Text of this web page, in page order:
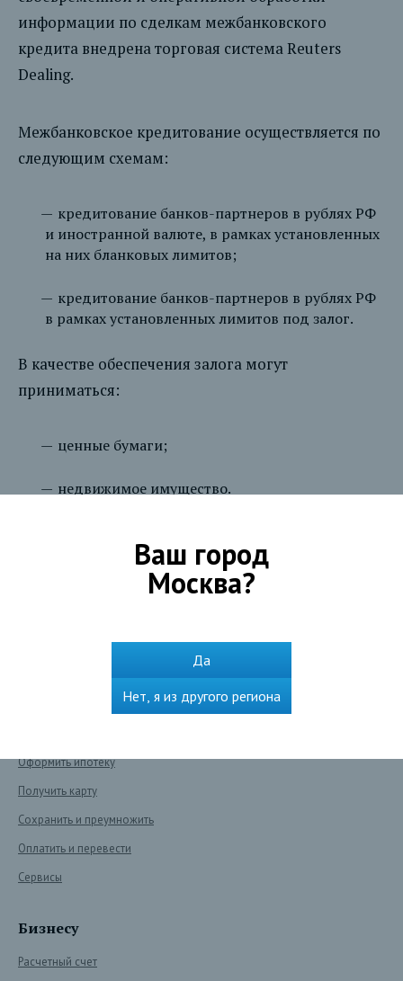
информации по сделкам межбанковского
кредита внедрена торговая система Reuters
Dealing.
Межбанковское кредитование осуществляется по
следующим схемам:
кредитование банков-партнеров в рублях РФ
и иностранной валюте, в рамках установленных
на них бланковых лимитов;
кредитование банков-партнеров в рублях РФ
в рамках установленных лимитов под залог.
В качестве обеспечения залога могут
приниматься:
ценные бумаги;
недвижимое имущество.
Частным лицам
Оформить ипотеку
Получить карту
Сохранить и преумножить
Оплатить и перевести
Сервисы
Бизнесу
Расчетный счет
Ваш город
Москва?
Да
Нет, я из другого региона